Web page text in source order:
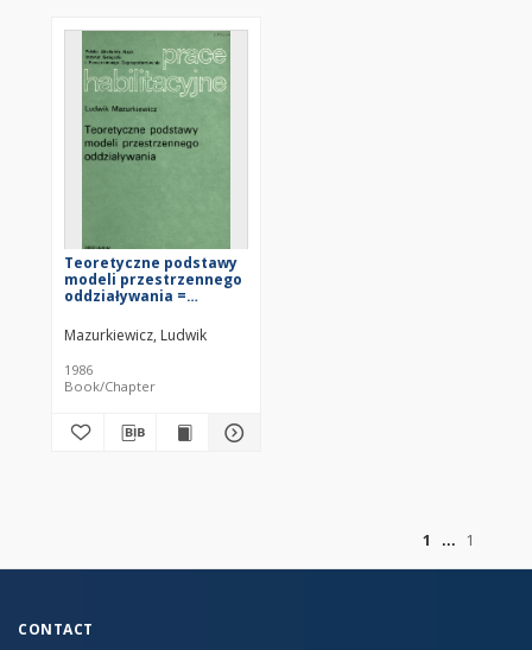
Teoretyczne podstawy
modeli przestrzennego
oddziaływania =
foundations of spatial
interaction models
Mazurkiewicz, Ludwik
1986
Book/Chapter
1
1
CONTACT